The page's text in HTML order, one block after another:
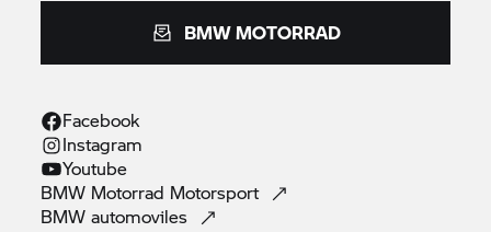
BMW MOTORRAD
Facebook
Instagram
Youtube
BMW Motorrad Motorsport
BMWautomoviles